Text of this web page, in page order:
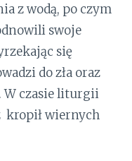
z wodą, po czym
swoje
się
do zła oraz
W czasie liturgii
kropił wiernych